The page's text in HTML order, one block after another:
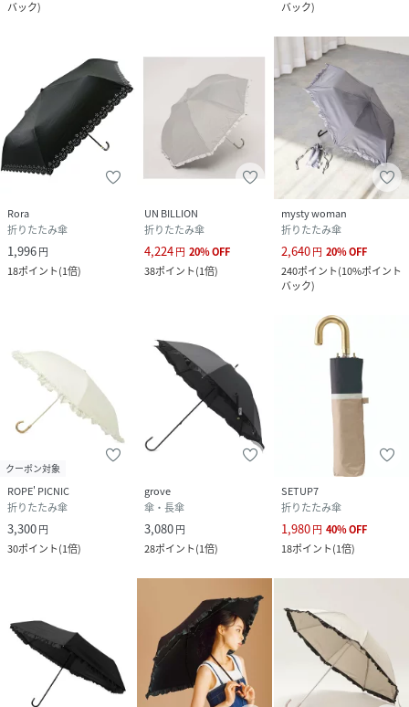
バック)
バック)
Rora
折りたたみ傘
1,996円
18ポイント(1倍)
UN BILLION
折りたたみ傘
4,224円 20%OFF
38ポイント(1倍)
mysty woman
折りたたみ傘
2,640円 20%OFF
240ポイント(10%ポイント
バック)
クーポン対象
ROPE' PICNIC
折りたたみ傘
3,300円
30ポイント(1倍)
grove
傘・長傘
3,080円
28ポイント(1倍)
SETUP7
折りたたみ傘
1,980円 40%OFF
18ポイント(1倍)